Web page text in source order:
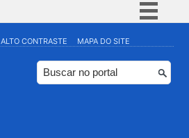
Simplifique!
Comunica BR
Participe
ALTO CONTRASTE MAPA DO SITE